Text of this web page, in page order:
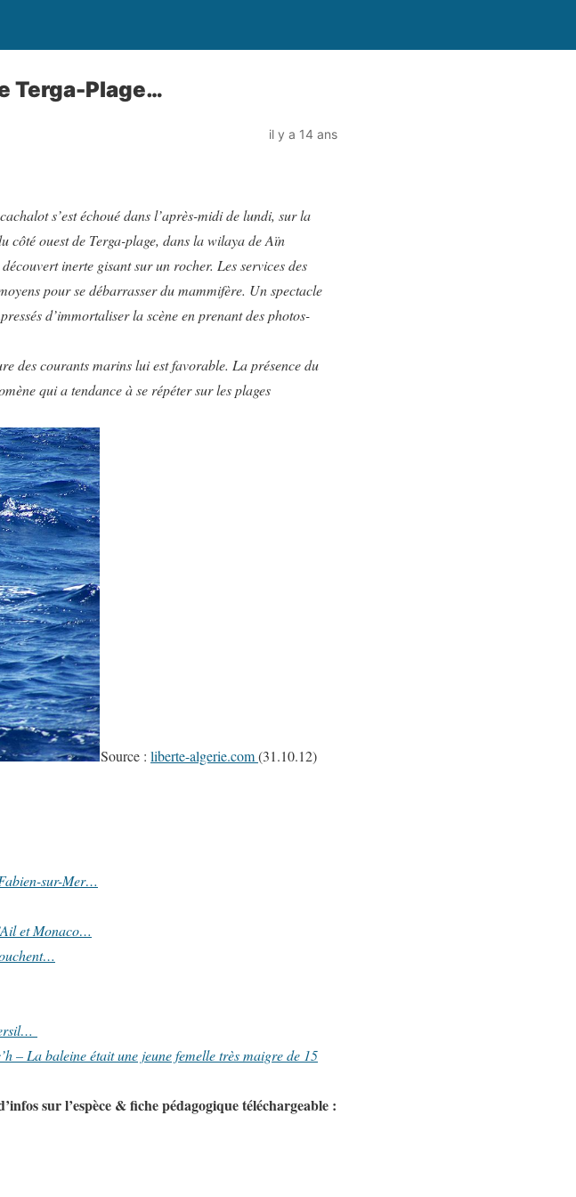
Terga-Plage…
il y a 14 ans
s’est échoué dans l’après-midi de lundi, sur la
côté ouest de Terga-plage, dans la wilaya de Aïn
inerte gisant sur un rocher. Les services des
pour se débarrasser du mammifère. Un spectacle
d’immortaliser la scène en prenant des photos-
des courants marins lui est favorable. La présence du
qui a tendance à se répéter sur les plages
Source : liberte-algerie.com(31.10.12)
sur-Mer…
et Monaco…
– La baleine était une jeune femelle très maigre de 15
sur l’espèce & fiche pédagogique téléchargeable :